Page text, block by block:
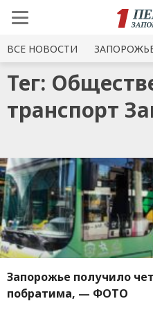
ВСЕ НОВОСТИ
Тег:
транспорт
Запорожье получило
побратима, — ФОТО